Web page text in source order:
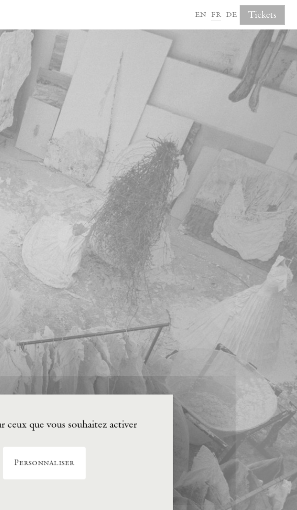
en fr de Tickets
que vous souhaitez activer
Personnaliser